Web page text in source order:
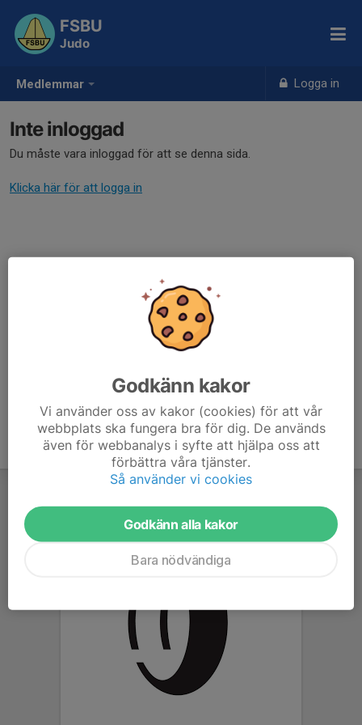
Medlemmar Logga in
FSBU
Judo
Inte inloggad
Du måste vara inloggad för att se denna sida.
Klicka här för att logga in
Godkänn kakor
Vi använder oss av kakor (cookies) för att vår
webbplats ska fungera bra för dig. De används
även för webbanalys i syfte att hjälpa oss att
förbättra våra tjänster.
Så använder vi cookies
Godkänn alla kakor
Bara nödvändiga